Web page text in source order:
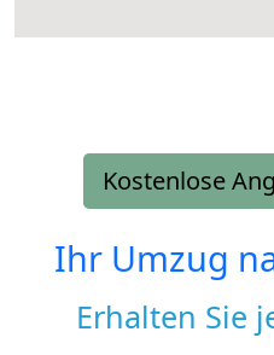
Kostenlose
Ihr Umzug
Erhalten Sie